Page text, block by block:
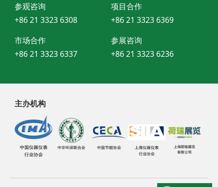
参观咨询
+86 21 3323 6308
项目合作
+86 21 3323 6369
市场合作
+86 21 3323 6337
参展咨询
+86 21 3323 6236
主办机构